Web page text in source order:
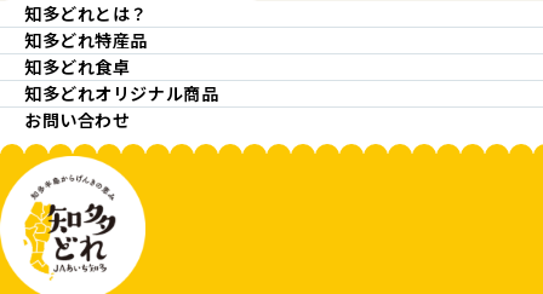
知多どれとは？
知多どれ特産品
知多どれ食卓
知多どれオリジナル商品
お問い合わせ